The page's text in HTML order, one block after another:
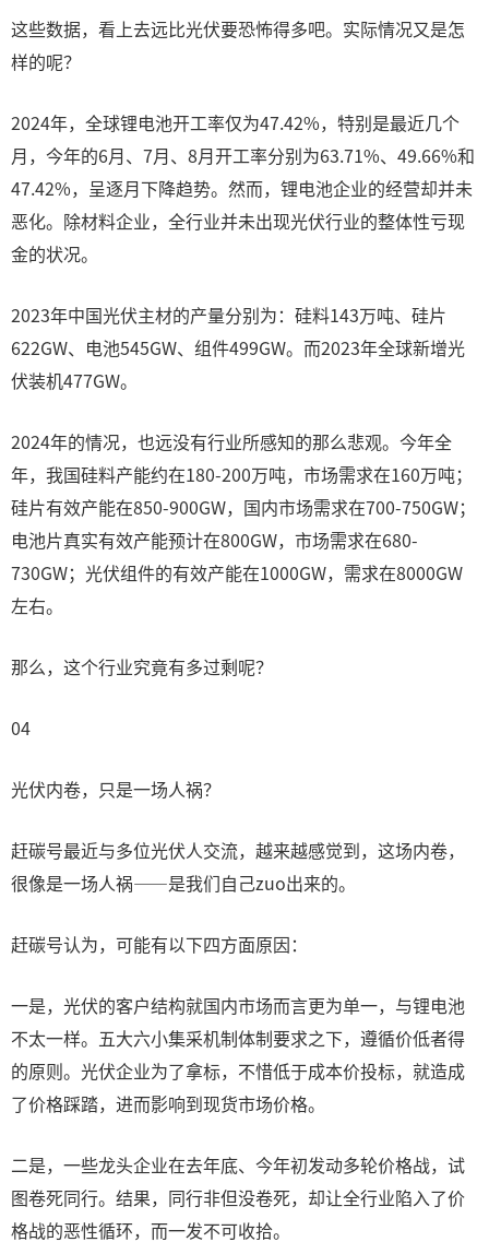
这些数据，看上去远比光伏要恐怖得多吧。实际情况又是怎
样的呢？
2024年，全球锂电池开工率仅为47.42%，特别是最近几个
月，今年的6月、7月、8月开工率分别为63.71%、49.66%和
47.42%，呈逐月下降趋势‌。然而，锂电池企业的经营却并未
恶化。除材料企业，全行业并未出现光伏行业的整体性亏现
金的状况。
2023年中国光伏主材的产量分别为：硅料143万吨、硅片
622GW、电池545GW、组件499GW。而2023年全球新增光
伏装机477GW。
2024年的情况，也远没有行业所感知的那么悲观。今年全
年，我国硅料产能约在180-200万吨，市场需求在160万吨；
硅片有效产能在850-900GW，国内市场需求在700-750GW；
电池片真实有效产能预计在800GW，市场需求在680-
730GW；光伏组件的有效产能在1000GW，需求在8000GW
左右。
那么，这个行业究竟有多过剩呢？
04
光伏内卷，只是一场人祸？
赶碳号最近与多位光伏人交流，越来越感觉到，这场内卷，
很像是一场人祸——是我们自己zuo出来的。
赶碳号认为，可能有以下四方面原因：
一是，光伏的客户结构就国内市场而言更为单一，与锂电池
不太一样。五大六小集采机制体制要求之下，遵循价低者得
的原则。光伏企业为了拿标，不惜低于成本价投标，就造成
了价格踩踏，进而影响到现货市场价格。
二是，一些龙头企业在去年底、今年初发动多轮价格战，试
图卷死同行。结果，同行非但没卷死，却让全行业陷入了价
格战的恶性循环，而一发不可收拾。